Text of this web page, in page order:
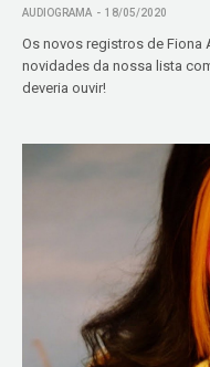
AUDIOGRAMA 18/05/2020
Os novos registros de Fiona
novidades da nossa lista
deveria ouvir!